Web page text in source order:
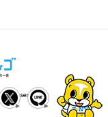
Reserved